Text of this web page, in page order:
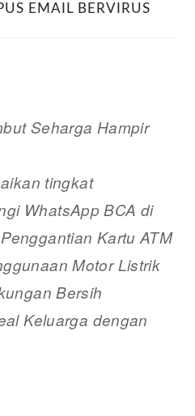
EMAIL BERVIRUS
Seharga Hampir
tingkat
WhatsApp BCA di
Kartu ATM
Motor Listrik
Bersih
Keluarga dengan